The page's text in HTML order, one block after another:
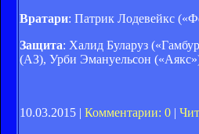
Вратари: Патрик Лодевейкс
Защита: Халид Буларуз
(АЗ), Урби Эмануельсон
10.03.2015 | Комментарии: 0 |